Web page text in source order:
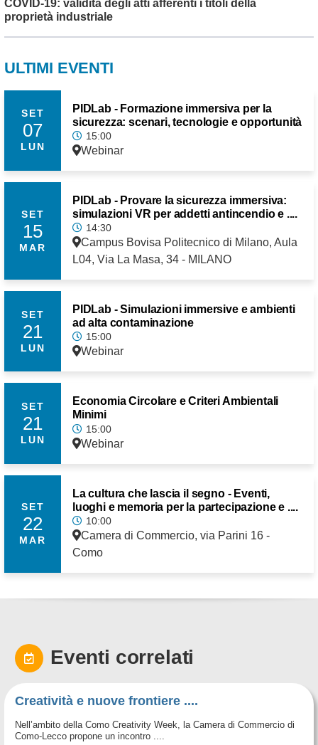
COVID-19: validità degli atti afferenti i titoli della
proprietà industriale
ULTIMI EVENTI
SET
07
LUN
PIDLab - Formazione immersiva per la
sicurezza: scenari, tecnologie e opportunità
15:00
Webinar
SET
15
MAR
PIDLab - Provare la sicurezza immersiva:
simulazioni VR per addetti antincendio e ....
14:30
Campus Bovisa Politecnico di Milano, Aula
L04, Via La Masa, 34 - MILANO
SET
21
LUN
PIDLab - Simulazioni immersive e ambienti
ad alta contaminazione
15:00
Webinar
SET
21
LUN
Economia Circolare e Criteri Ambientali
Minimi
15:00
Webinar
SET
22
MAR
La cultura che lascia il segno - Eventi,
luoghi e memoria per la partecipazione e ....
10:00
Camera di Commercio, via Parini 16 -
Como
Eventi correlati
Creatività e nuove frontiere ....
Nell’ambito della Como Creativity Week, la Camera di Commercio di
Como-Lecco propone un incontro ....